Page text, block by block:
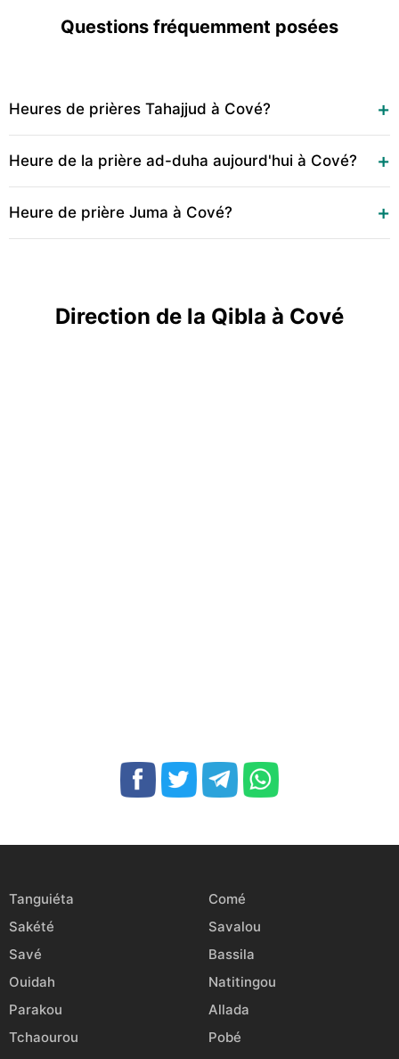
Questions fréquemment posées
Heures de prières Tahajjud à Cové?
Heure de la prière ad-duha aujourd'hui à Cové?
Heure de prière Juma à Cové?
Direction de la Qibla à Cové
Tanguiéta
Comé
Sakété
Savalou
Savé
Bassila
Ouidah
Natitingou
Parakou
Allada
Tchaourou
Pobé